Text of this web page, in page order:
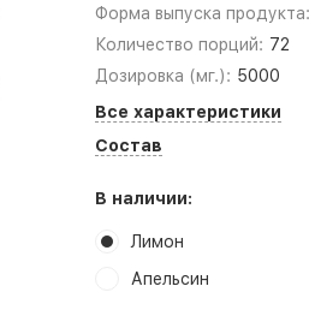
Форма выпуска продукта:
Количество порций: 72
Дозировка (мг.): 5000
Все характеристики
Состав
В наличии:
Лимон
Апельсин